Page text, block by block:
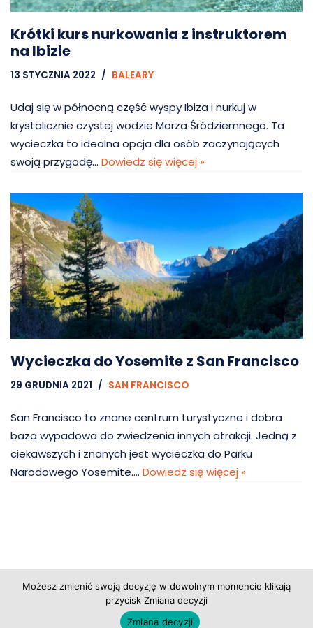
Krótki kurs nurkowania z instruktorem
na Ibizie
13 STYCZNIA 2022 BALEARY
Udaj się w północną część wyspy Ibiza i nurkuj w
krystalicznie czystej wodzie Morza Śródziemnego. Ta
wycieczka to idealna opcja dla osób zaczynających
swoją przygodę… Dowiedz się więcej »
Wycieczka do Yosemite z San Francisco
29 GRUDNIA 2021 SAN FRANCISCO
San Francisco to znane centrum turystyczne i dobra
baza wypadowa do zwiedzenia innych atrakcji. Jedną z
ciekawszych i znanych jest wycieczka do Parku
Narodowego Yosemite.… Dowiedz się więcej »
Copyright © 2026 Grupa Probiz, CoWartoZwiedzic.pl
Polityka prywatności
Możesz zmienić swoją decyzję w dowolnym momencie klikają
przycisk Zmiana decyzji
Zmiana decyzji